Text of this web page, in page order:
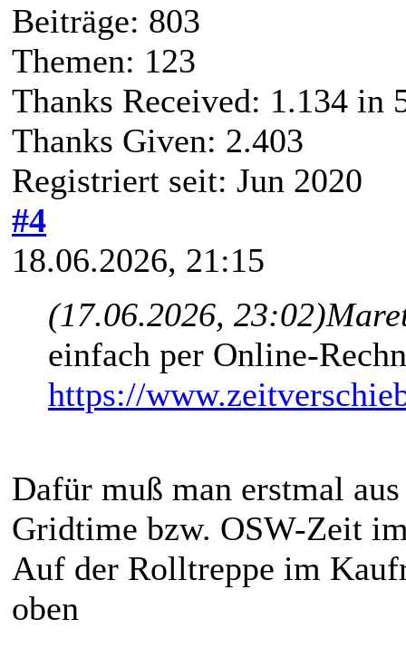
Beiträge: 803
Themen: 123
Thanks Received: 1.134 in
Thanks Given: 2.403
Registriert seit: Jun 2020
#4
18.06.2026, 21:15
(17.06.2026, 23:02)
einfach per Online-
https://
Dafür muß man erstmal
Gridtime bzw. OSW-Zeit
Auf der Rolltreppe im
oben